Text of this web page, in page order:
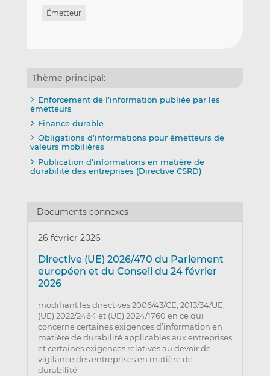
Émetteur
Thème principal:
Enforcement de l’information publiée par les
émetteurs
Finance durable
Obligations d’informations pour émetteurs de
valeurs mobilières
Publication d’informations en matière de
durabilité des entreprises (Directive CSRD)
Documents connexes
26 février 2026
Directive (UE) 2026/470 du Parlement
européen et du Conseil du 24 février
2026
modifiant les directives 2006/43/CE, 2013/34/UE,
(UE) 2022/2464 et (UE) 2024/1760 en ce qui
concerne certaines exigences d’information en
matière de durabilité applicables aux entreprises
et certaines exigences relatives au devoir de
vigilance des entreprises en matière de
durabilité